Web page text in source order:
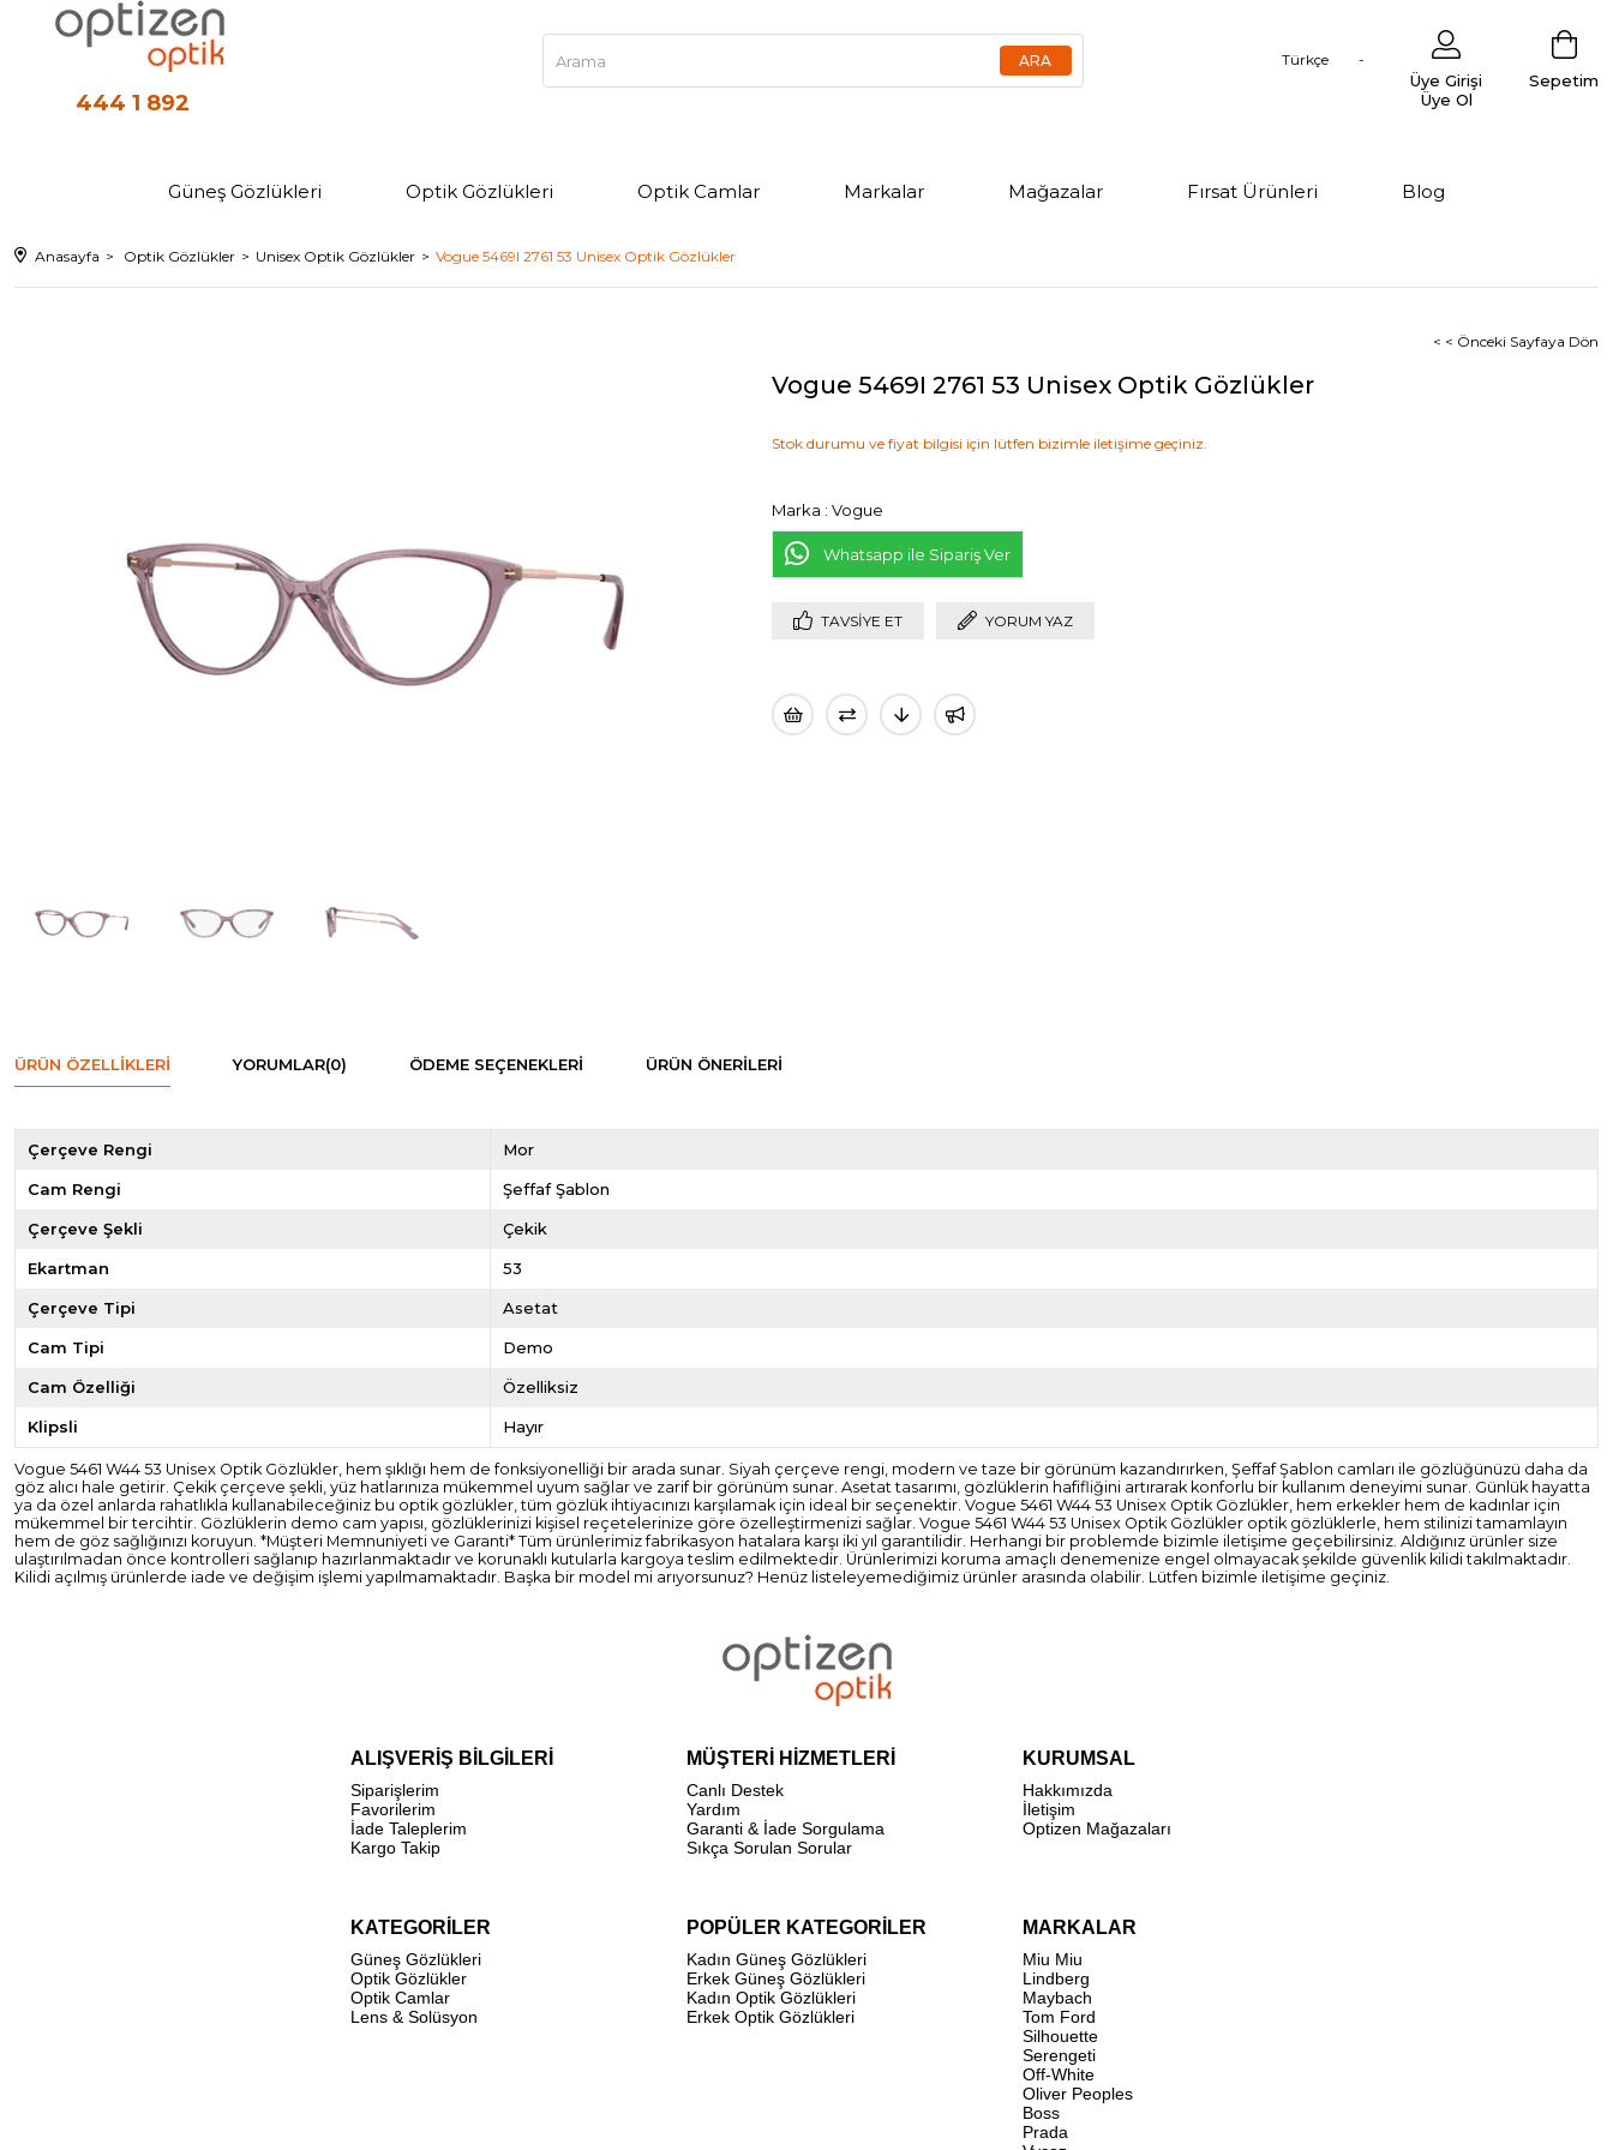
444 1 892
Türkçe
Sepetim
Üye Girişi
Üye Ol
Güneş Gözlükleri Optik Gözlükleri Optik Camlar Markalar Mağazalar Fırsat Ürünleri Blog
Anasayfa Optik Gözlükler Unisex Optik Gözlükler Vogue 5469I 2761 53 Unisex Optik Gözlükler
< < Önceki Sayfaya Dön
Vogue 5469I 2761 53 Unisex Optik Gözlükler
Stok durumu ve fiyat bilgisi için lütfen bizimle iletişime geçiniz.
Marka : Vogue
Whatsapp ile Sipariş Ver
TAVSIYE ET YORUM YAZ
ÜRÜN ÖZELLIKLERI YORUMLAR(0) ÖDEME SEÇENEKLERI ÜRÜN ÖNERILERI
Çerçeve Rengi Mor
Cam Rengi Şeffaf Şablon
Çerçeve Şekli Çekik
Ekartman 53
Çerçeve Tipi Asetat
Cam Tipi Demo
Cam Özelliği Özelliksiz
Klipsli Hayır
Vogue 5461 W44 53 Unisex Optik Gözlükler, hem şıklığı hem de fonksiyonelliği bir arada sunar. Siyah çerçeve rengi, modern ve taze bir görünüm kazandırırken, Şeffaf Şablon camları ile gözlüğünüzü daha da
göz alıcı hale getirir. Çekik çerçeve şekli, yüz hatlarınıza mükemmel uyum sağlar ve zarif bir görünüm sunar. Asetat tasarımı, gözlüklerin hafifliğini artırarak konforlu bir kullanım deneyimi sunar. Günlük hayatta
ya da özel anlarda rahatlıkla kullanabileceğiniz bu optik gözlükler, tüm gözlük ihtiyacınızı karşılamak için ideal bir seçenektir. Vogue 5461 W44 53 Unisex Optik Gözlükler, hem erkekler hem de kadınlar için
mükemmel bir tercihtir. Gözlüklerin demo cam yapısı, gözlüklerinizi kişisel reçetelerinize göre özelleştirmenizi sağlar. Vogue 5461 W44 53 Unisex Optik Gözlükler optik gözlüklerle, hem stilinizi tamamlayın
hem de göz sağlığınızı koruyun. *Müşteri Memnuniyeti ve Garanti* Tüm ürünlerimiz fabrikasyon hatalara karşı iki yıl garantilidir. Herhangi bir problemde bizimle iletişime geçebilirsiniz. Aldığınız ürünler size
ulaştırılmadan önce kontrolleri sağlanıp hazırlanmaktadır ve korunaklı kutularla kargoya teslim edilmektedir. Ürünlerimizi koruma amaçlı denemenize engel olmayacak şekilde güvenlik kilidi takılmaktadır.
Kilidi açılmış ürünlerde iade ve değişim işlemi yapılmamaktadır. Başka bir model mi arıyorsunuz? Henüz listeleyemediğimiz ürünler arasında olabilir. Lütfen bizimle iletişime geçiniz.
ALIŞVERİŞ BİLGİLERİ
Siparişlerim
Favorilerim
İade Taleplerim
Kargo Takip
MÜŞTERİ HİZMETLERİ
Canlı Destek
Yardım
Garanti & İade Sorgulama
Sıkça Sorulan Sorular
KURUMSAL
Hakkımızda
İletişim
Optizen Mağazaları
KATEGORİLER
Güneş Gözlükleri
Optik Gözlükler
Optik Camlar
Lens & Solüsyon
POPÜLER KATEGORİLER
Kadın Güneş Gözlükleri
Erkek Güneş Gözlükleri
Kadın Optik Gözlükleri
Erkek Optik Gözlükleri
MARKALAR
Miu Miu
Lindberg
Maybach
Tom Ford
Silhouette
Serengeti
Off-White
Oliver Peoples
Boss
Prada